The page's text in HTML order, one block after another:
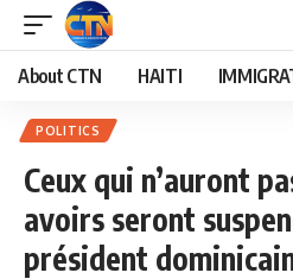
About CTN HAITI
POLITICS
Ceux qui n’auront
avoirs seront
président